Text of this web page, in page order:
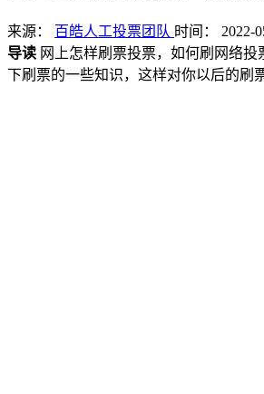
来源： 百皓人工投票团队 时间： 2022-
导读 网上怎样刷票投票，如何刷网络
下刷票的一些知识，这样对你以后的刷